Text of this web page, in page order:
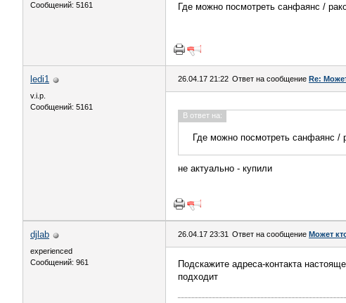
Сообщений: 5161
Где можно посмотреть санфаянс /
ledi1
v.i.p.
Сообщений: 5161
26.04.17 21:22 Ответ на сообщение Re:
В ответ на:
Где можно посмотреть санфаянс /
не актуально - купили
djlab
experienced
Сообщений: 961
26.04.17 23:31 Ответ на сообщение Может
Подскажите адреса-контакта
подходит